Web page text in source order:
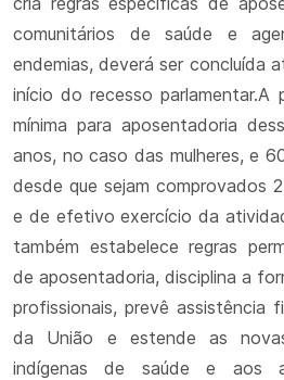
comunitários de saúde e
endemias, deverá ser concluída
início do recesso parlamentar.A
mínima para aposentadoria
anos, no caso das mulheres, e
desde que sejam comprovados
e de efetivo exercício da
também estabelece regras
de aposentadoria, disciplina a
profissionais, prevê assistência
da União e estende as
indígenas de saúde e aos